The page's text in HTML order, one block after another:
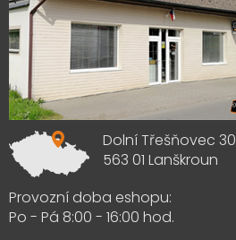
Dolní Třešňovec 30
563 01 Lanškroun
Provozní doba eshopu:
Po - Pá 8:00 - 16:00 hod.